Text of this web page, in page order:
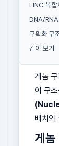
LINC 복합
DNA/RNA
구획화 구
같이 보기
게놈
이 구
배치와
게놈